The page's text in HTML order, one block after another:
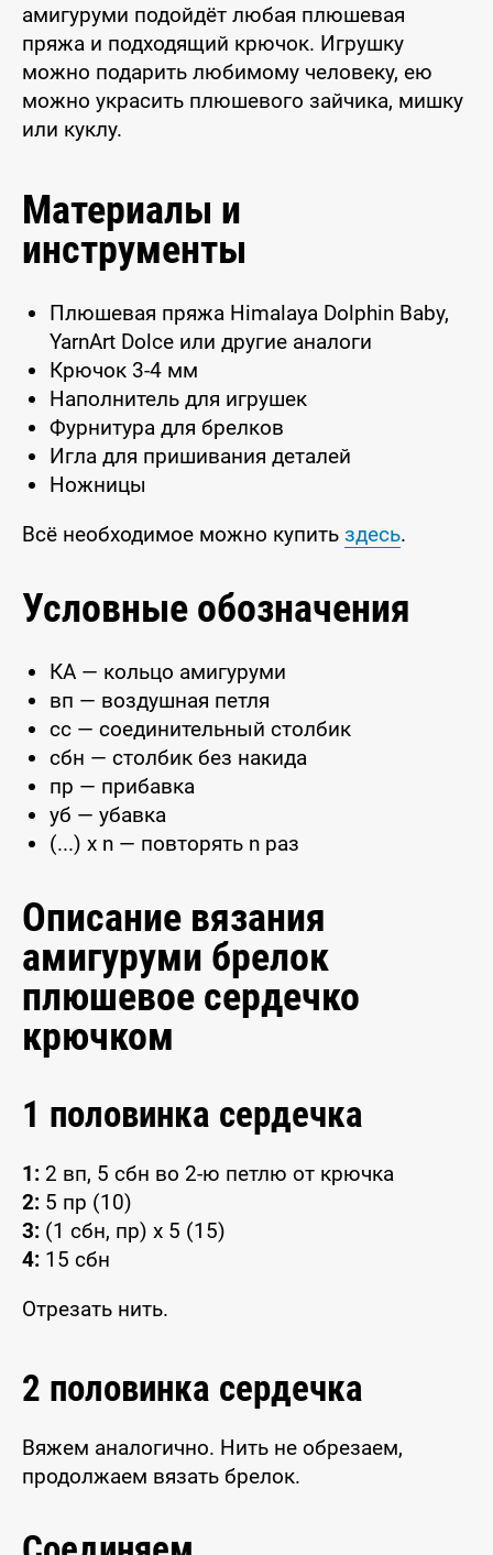
амигуруми подойдёт любая плюшевая
пряжа и подходящий крючок. Игрушку
можно подарить любимому человеку, ею
можно украсить плюшевого зайчика, мишку
или куклу.
Материалы и
инструменты
Плюшевая пряжа Himalaya Dolphin Baby,
YarnArt Dolce или другие аналоги
Крючок 3-4 мм
Наполнитель для игрушек
Фурнитура для брелков
Игла для пришивания деталей
Ножницы
Всё необходимое можно купить здесь.
Условные обозначения
КА — кольцо амигуруми
вп — воздушная петля
сс — соединительный столбик
сбн — столбик без накида
пр — прибавка
уб — убавка
(...) x n — повторять n раз
Описание вязания
амигуруми брелок
плюшевое сердечко
крючком
1 половинка сердечка
1: 2 вп, 5 сбн во 2-ю петлю от крючка
2: 5 пр (10)
3: (1 сбн, пр) x 5 (15)
4: 15 сбн
Отрезать нить.
2 половинка сердечка
Вяжем аналогично. Нить не обрезаем,
продолжаем вязать брелок.